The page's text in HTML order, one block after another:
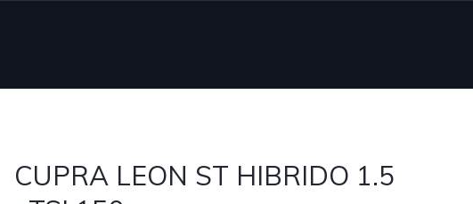
CUPRA LEON ST HIBRIDO 1.5